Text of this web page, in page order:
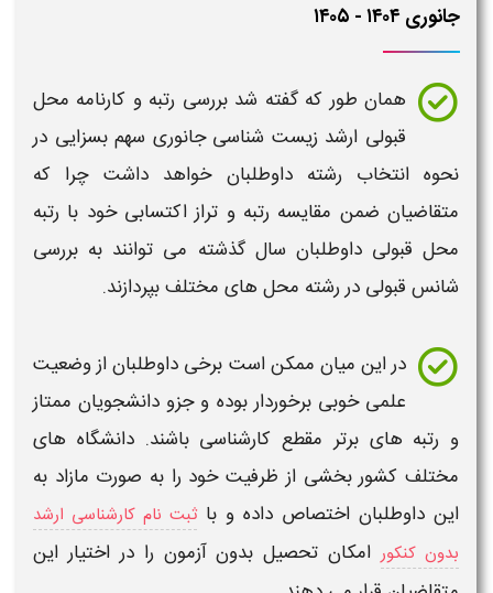
جانوری ۱۴۰۴ - ۱۴۰۵
همان طور که گفته شد بررسی رتبه و کارنامه محل
قبولی ارشد زیست شناسی جانوری سهم بسزایی در
نحوه انتخاب رشته داوطلبان خواهد داشت چرا که
متقاضیان ضمن مقایسه رتبهو تراز اکتسابی خود با رتبه
محل قبولی داوطلبان سال گذشته می توانند به بررسی
شانس قبولی در رشته محل های مختلف بپردازند.
در این میان ممکن است برخی داوطلبان از وضعیت
علمی خوبی برخوردار بوده و جزو دانشجویان ممتاز
و رتبه های برتر مقطع کارشناسیباشند. دانشگاه های
مختلف کشور بخشی از ظرفیت خود را به صورت مازاد به
این داوطلبان اختصاص داده و باثبت نام کارشناسی ارشد
بدون کنکور امکان تحصیل بدون آزمون را در اختیار این